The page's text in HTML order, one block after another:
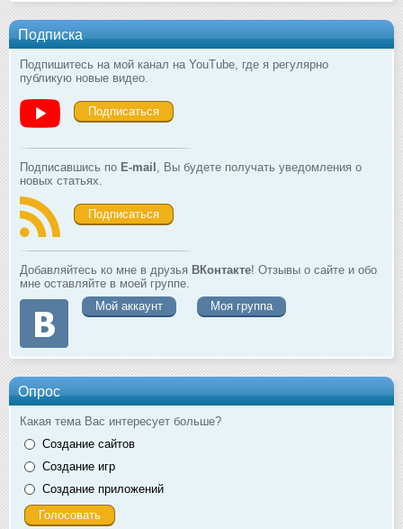
Подписка
Подпишитесь на мой канал на YouTube, где я регулярно
публикую новые видео.
Подписаться
Подписавшись по E-mail
, Вы будете получать уведомления о
новых статьях.
Подписаться
Добавляйтесь ко мне в друзья ВКонтакте! Отзывы о сайте и обо
мне оставляйте в моей группе.
Мой аккаунт
Моя группа
Опрос
Какая тема Вас интересует больше?
Создание сайтов
Создание игр
Создание приложений